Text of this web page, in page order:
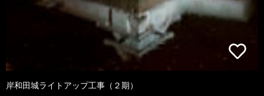
岸和田城ライトアップ工事（２期）